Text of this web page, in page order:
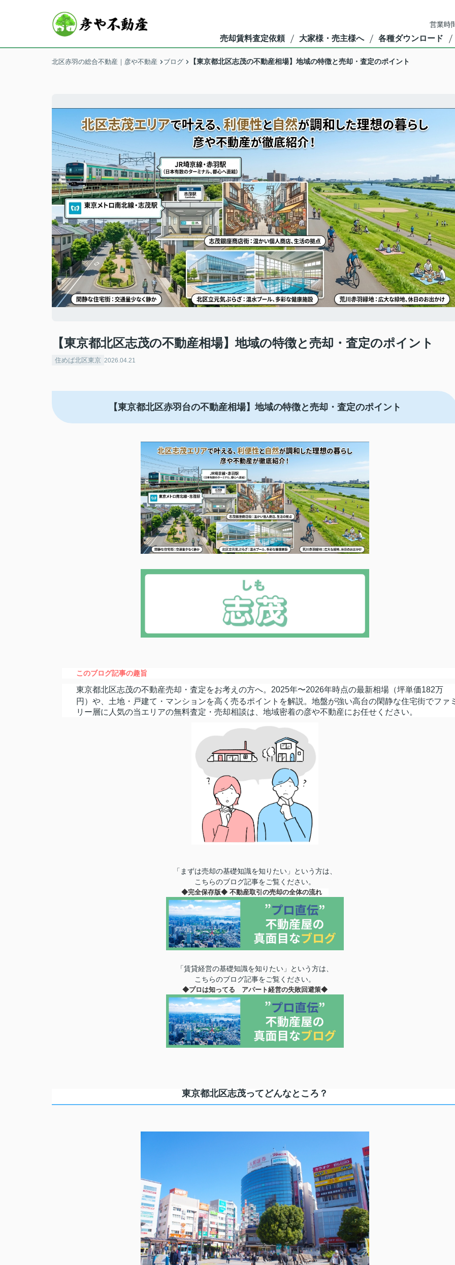
営業時
売却賃料査定依頼 大家様・売主様へ 各種ダウンロード
北区赤羽の総合不動産｜彦や不動産 ブログ 【東京都北区志茂の不動産相場】地域の特徴と売却・査定のポイント
【東京都北区志茂の不動産相場】地域の特徴と売却・査定のポイント
住めば北区東京 2026.04.21
【東京都北区赤羽台の不動産相場】地域の特徴と売却・査定のポイント
このブログ記事の趣旨
東京都北区志茂の不動産売却・査定をお考えの方へ。2025年〜2026年時点の最新相場（坪単価182万
円）や、土地・戸建て・マンションを高く売るポイントを解説。地盤が強い高台の閑静な住宅街でファ
リー層に人気の当エリアの無料査定・売却相談は、地域密着の彦や不動産にお任せください。
「まずは売却の基礎知識を知りたい」という方は、
こちらのブログ記事をご覧ください。
◆完全保存版◆ 不動産取引の売却の全体の流れ
「賃貸経営の基礎知識を知りたい」という方は、
こちらのブログ記事をご覧ください。
◆プロは知ってる アパート経営の失敗回避策◆
東京都北区志茂ってどんなところ？